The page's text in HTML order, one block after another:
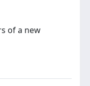
of a new